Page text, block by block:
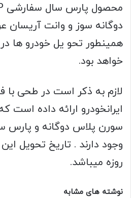
دوگانه سوز و وانت آریسان
خواهد بود.
لازم به ذکر است در طحی با
ایرانخودرو ارائه داده
روزه میباشد.
نوشته های مشابه